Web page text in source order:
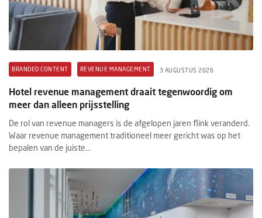
BRANDED CONTENT REVENUE MANAGEMENT 3 AUGUSTUS 2026
Hotel revenue management draait tegenwoordig om
meer dan alleen prijsstelling
De rol van revenue managers is de afgelopen jaren flink veranderd.
Waar revenue management traditioneel meer gericht was op het
bepalen van de juiste...